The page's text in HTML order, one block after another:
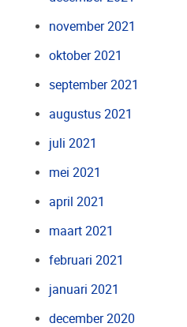
november 2021
oktober 2021
september 2021
augustus 2021
juli 2021
mei 2021
april 2021
maart 2021
februari 2021
januari 2021
december 2020